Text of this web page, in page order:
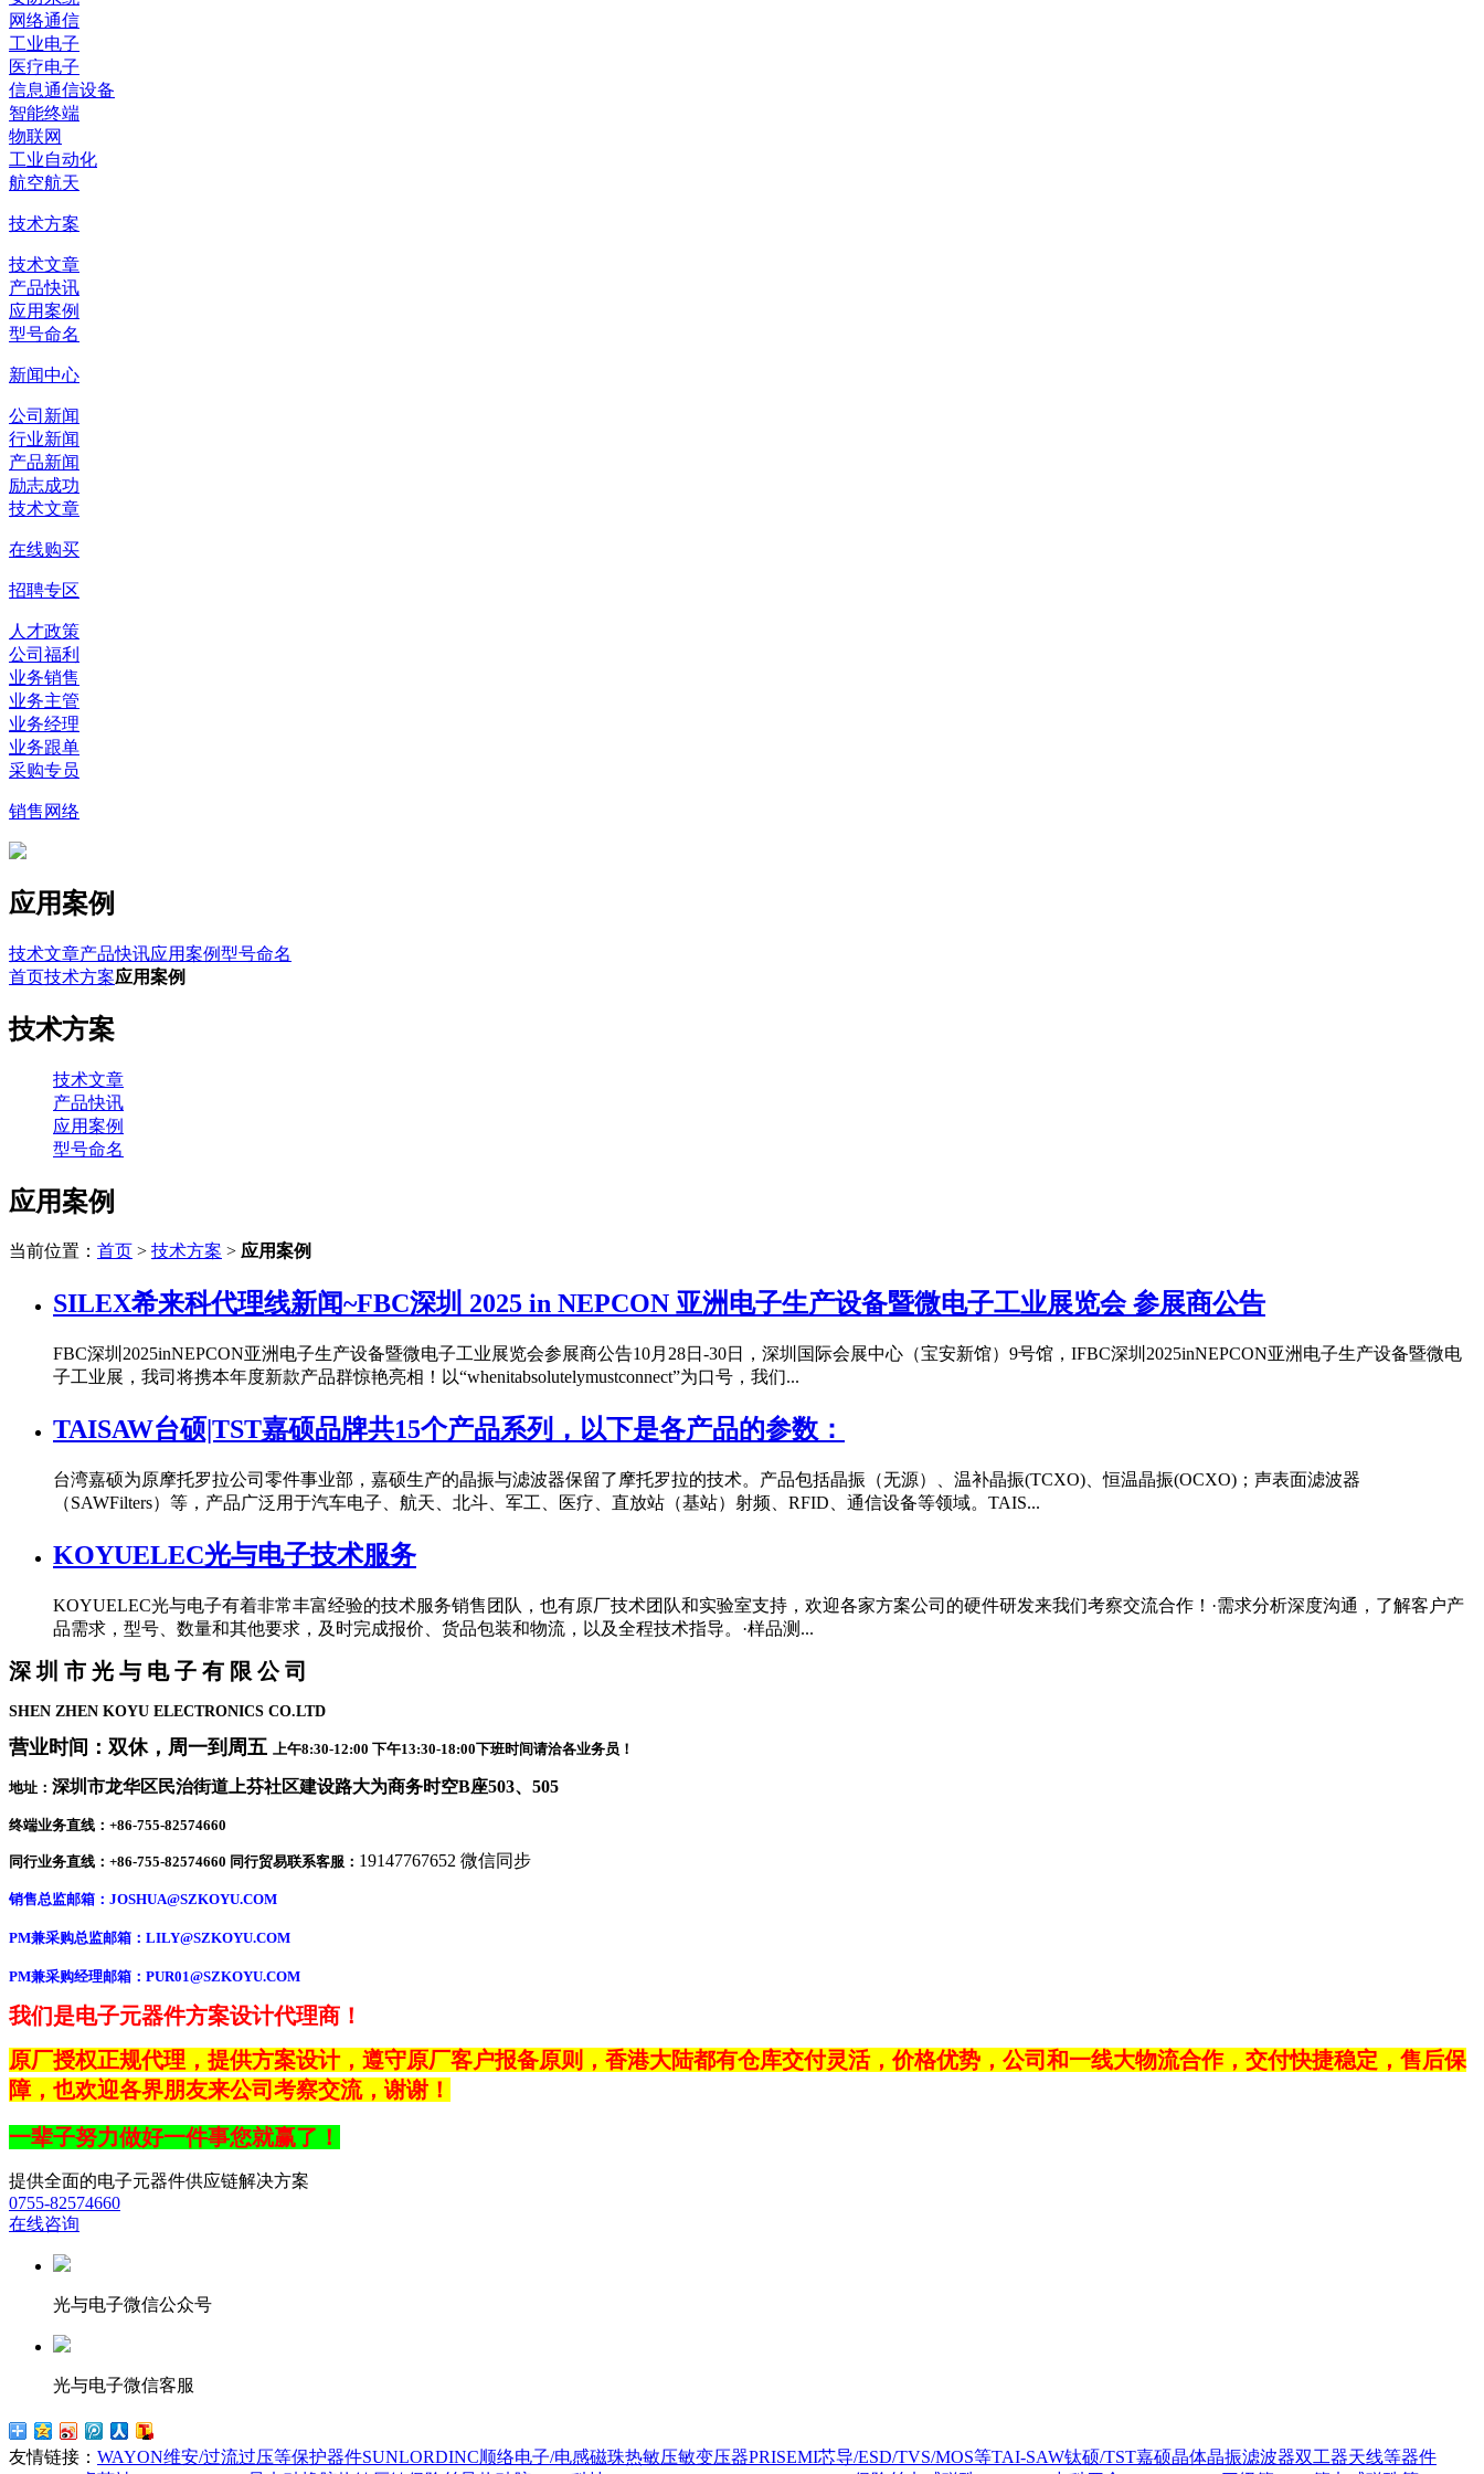
网络通信
工业电子
医疗电子
信息通信设备
智能终端
物联网
工业自动化
航空航天
技术方案
技术文章
产品快讯
应用案例
型号命名
新闻中心
公司新闻
行业新闻
产品新闻
励志成功
技术文章
在线购买
招聘专区
人才政策
公司福利
业务销售
业务主管
业务经理
业务跟单
采购专员
销售网络
应用案例
技术文章产品快讯应用案例型号命名
首页技术方案应用案例
技术方案
技术文章
产品快讯
应用案例
型号命名
应用案例
当前位置： 首页 > 技术方案 > 应用案例
SILEX希来科代理线新闻~FBC深圳 2025 in NEPCON 亚洲电子生产设备暨微电子工业展览会 参展商公告
FBC深圳2025inNEPCON亚洲电子生产设备暨微电子工业展览会参展商公告10月28日-30日，深圳国际会展中心（宝安新馆）9号馆，IFBC深圳2025inNEPCON亚洲电子生产设备暨微电
子工业展，我司将携本年度新款产品群惊艳亮相！以“whenitabsolutelymustconnect”为口号，我们...
TAISAW台硕|TST嘉硕品牌共15个产品系列，以下是各产品的参数：
台湾嘉硕为原摩托罗拉公司零件事业部，嘉硕生产的晶振与滤波器保留了摩托罗拉的技术。产品包括晶振（无源）、温补晶振(TCXO)、恒温晶振(OCXO)；声表面滤波器
（SAWFilters）等，产品广泛用于汽车电子、航天、北斗、军工、医疗、直放站（基站）射频、RFID、通信设备等领域。TAIS...
KOYUELEC光与电子技术服务
KOYUELEC光与电子有着非常丰富经验的技术服务销售团队，也有原厂技术团队和实验室支持，欢迎各家方案公司的硬件研发来我们考察交流合作！·需求分析深度沟通，了解客户产
品需求，型号、数量和其他要求，及时完成报价、货品包装和物流，以及全程技术指导。·样品测...
深 圳 市 光 与 电 子 有 限 公 司
SHEN ZHEN KOYU ELECTRONICS CO.LTD
营业时间：双休，周一到周五 上午8:30-12:00 下午13:30-18:00下班时间请洽各业务员！
地址： 深圳市龙华区民治街道上芬社区建设路大为商务时空B座503、505
终端业务直线：+86-755-82574660
同行业务直线：+86-755-82574660 同行贸易联系客服： 19147767652 微信同步
销售总监邮箱： JOSHUA@SZKOYU.COM
PM兼采购总监邮箱：LILY@SZKOYU.COM
PM兼采购经理邮箱：PUR01@SZKOYU.COM
我们是电子元器件方案设计代理商！
原厂授权正规代理，提供方案设计，遵守原厂客户报备原则，香港大陆都有仓库交付灵活，价格优势，公司和一线大物流合作，交付快捷稳定，售后保
障，也欢迎各界朋友来公司考察交流，谢谢 ！
一辈子努力做好一件事您就赢了！
提供全面的电子元器件供应链解决方案
0755-82574660
在线咨询
光与电子微信公众号
光与电子微信客服
友情链接： WAYON维安/过流过压等保护器件SUNLORDINC顺络电子/电感磁珠热敏压敏变压器PRISEMI芯导/ESD/TVS/MOS等TAI-SAW钛硕/TST嘉硕晶体晶振滤波器双工器天线等器件